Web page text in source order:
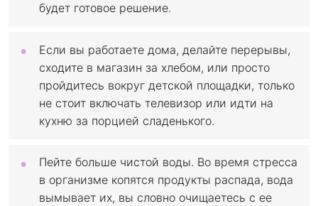
будет готовое решение.
Если вы работаете дома, делайте перерывы,
сходите в магазин за хлебом, или просто
пройдитесь вокруг детской площадки, только
не стоит включать телевизор или идти на
кухню за порцией сладенького.
Пейте больше чистой воды. Во время стресса
в организме копятся продукты распада, вода
вымывает их, вы словно очищаетесь с ее